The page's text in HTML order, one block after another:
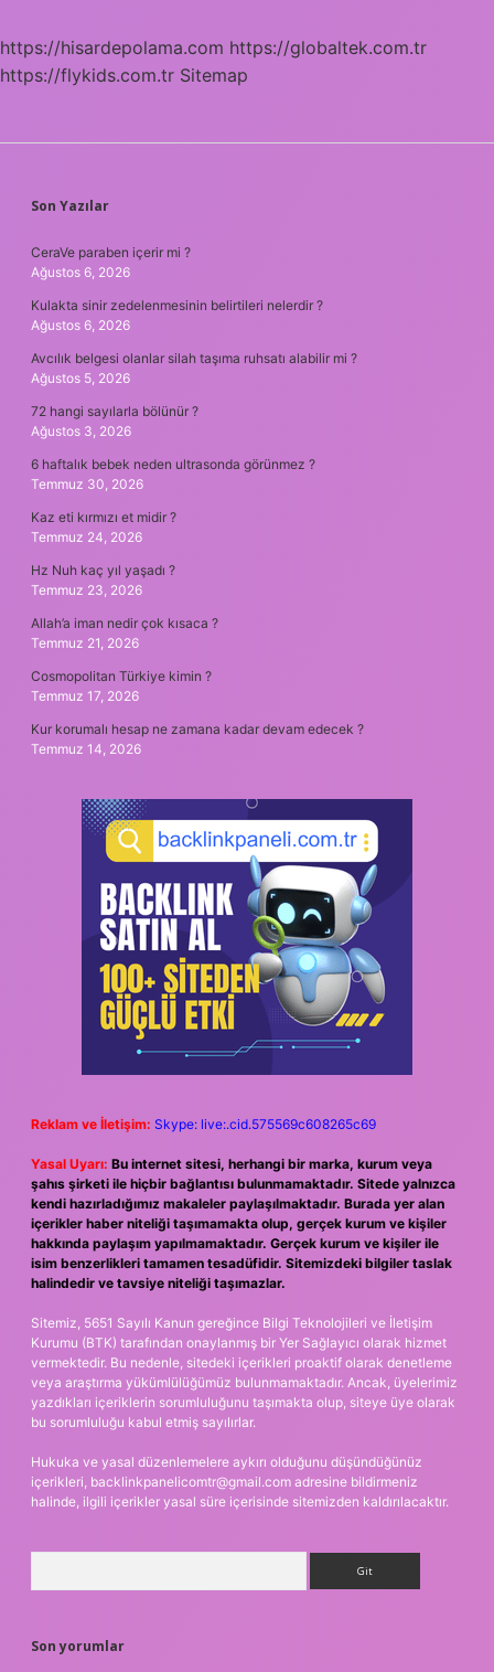
https://hisardepolama.com https://globaltek.com.tr
https://flykids.com.tr Sitemap
SIDEBAR
Son Yazılar
CeraVe paraben içerir mi ?
Ağustos 6, 2026
Kulakta sinir zedelenmesinin belirtileri nelerdir ?
Ağustos 6, 2026
Avcılık belgesi olanlar silah taşıma ruhsatı alabilir mi ?
Ağustos 5, 2026
72 hangi sayılarla bölünür ?
Ağustos 3, 2026
6 haftalık bebek neden ultrasonda görünmez ?
Temmuz 30, 2026
Kaz eti kırmızı et midir ?
Temmuz 24, 2026
Hz Nuh kaç yıl yaşadı ?
Temmuz 23, 2026
Allah’a iman nedir çok kısaca ?
Temmuz 21, 2026
Cosmopolitan Türkiye kimin ?
Temmuz 17, 2026
Kur korumalı hesap ne zamana kadar devam edecek ?
Temmuz 14, 2026
Reklam ve İletişim: Skype: live:.cid.575569c608265c69
Yasal Uyarı: Bu internet sitesi, herhangi bir marka, kurum veya
şahıs şirketi ile hiçbir bağlantısı bulunmamaktadır. Sitede yalnızca
kendi hazırladığımız makaleler paylaşılmaktadır. Burada yer alan
içerikler haber niteliği taşımamakta olup, gerçek kurum ve kişiler
hakkında paylaşım yapılmamaktadır. Gerçek kurum ve kişiler ile
isim benzerlikleri tamamen tesadüfidir. Sitemizdeki bilgiler taslak
halindedir ve tavsiye niteliği taşımazlar.
Sitemiz, 5651 Sayılı Kanun gereğince Bilgi Teknolojileri ve İletişim
Kurumu (BTK) tarafından onaylanmış bir Yer Sağlayıcı olarak hizmet
vermektedir. Bu nedenle, sitedeki içerikleri proaktif olarak denetleme
veya araştırma yükümlülüğümüz bulunmamaktadır. Ancak, üyelerimiz
yazdıkları içeriklerin sorumluluğunu taşımakta olup, siteye üye olarak
bu sorumluluğu kabul etmiş sayılırlar.
Hukuka ve yasal düzenlemelere aykırı olduğunu düşündüğünüz
içerikleri, backlinkpanelicomtr@gmail.com adresine bildirmeniz
halinde, ilgili içerikler yasal süre içerisinde sitemizden kaldırılacaktır.
Son yorumlar